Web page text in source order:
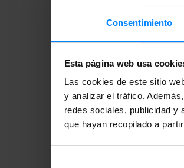
Consentimiento
Esta página web usa
Las cookies de este sitio
y analizar el tráfico.
redes sociales, publicidad y
que hayan recopilado a
Miren Arzalluz
Miren
relevo de
labor de
Tras